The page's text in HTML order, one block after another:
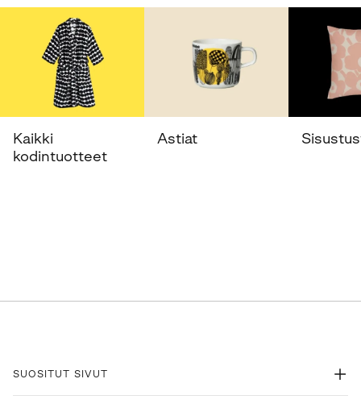
Kaikki
kodintuotteet
Astiat
SUOSITUT SIVUT